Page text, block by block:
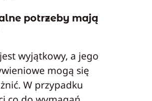
potrzeby mają
wyjątkowy, a jego
mogą się
W przypadku